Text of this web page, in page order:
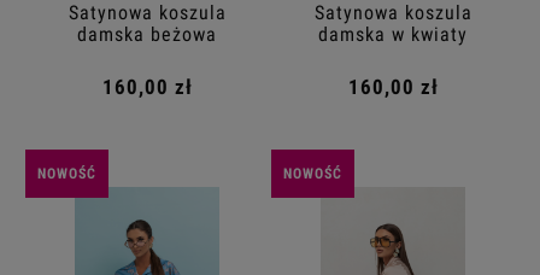
Satynowa koszula
damska beżowa
160,00 zł
Satynowa koszula
damska w kwiaty
160,00 zł
NOWOŚĆ NOWOŚĆ